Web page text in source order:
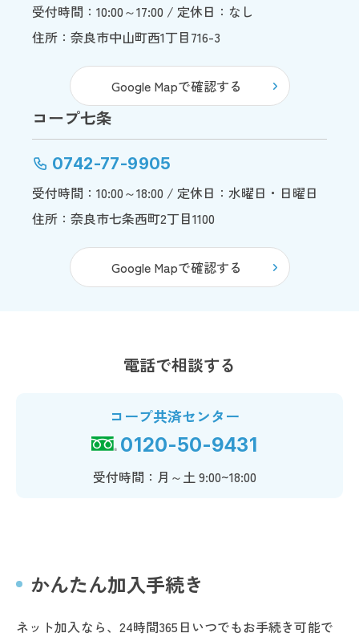
受付時間：10:00～17:00 / 定休日：なし
住所：奈良市中山町西1丁目716-3
Google Mapで確認する
コープ七条
0742-77-9905
受付時間：10:00～18:00 / 定休日：水曜日・日曜日
住所：奈良市七条西町2丁目1100
Google Mapで確認する
電話で相談する
コープ共済センター
0120-50-9431
受付時間：月～土 9:00~18:00
かんたん加入手続き
ネット加入なら、24時間365日いつでもお手続き可能で